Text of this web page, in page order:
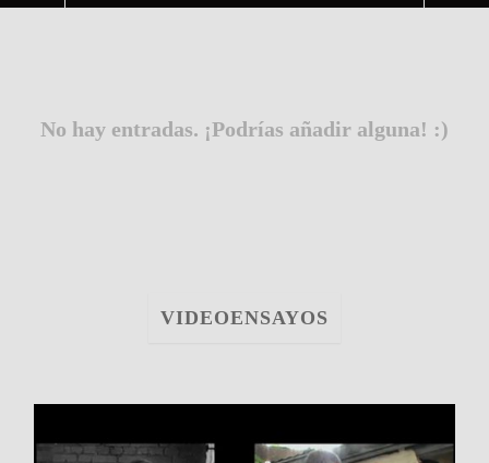
No hay entradas. ¡Podrías añadir alguna! :)
VIDEOENSAYOS